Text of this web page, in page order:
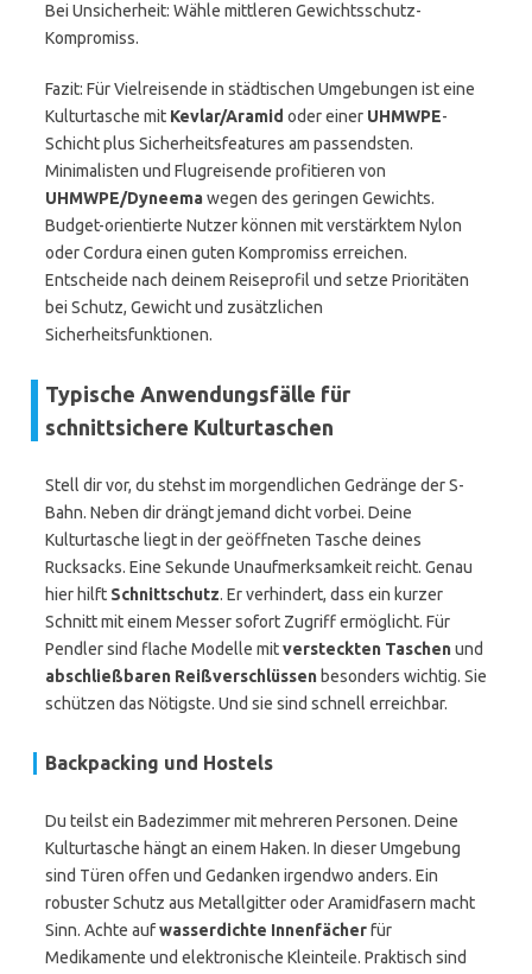
Bei Unsicherheit: Wähle mittleren Gewichtsschutz-
Kompromiss.
Fazit: Für Vielreisende in städtischen Umgebungen ist eine
Kulturtasche mit Kevlar/Aramid oder einer UHMWPE-
Schicht plus Sicherheitsfeatures am passendsten.
Minimalisten und Flugreisende profitieren von
UHMWPE/Dyneemawegen des geringen Gewichts.
Budget-orientierte Nutzer können mit verstärktem Nylon
oder Cordura einen guten Kompromiss erreichen.
Entscheide nach deinem Reiseprofil und setze Prioritäten
bei Schutz, Gewicht und zusätzlichen
Sicherheitsfunktionen.
Typische Anwendungsfälle für
schnittsichere Kulturtaschen
Stell dir vor, du stehst im morgendlichen Gedränge der S-
Bahn. Neben dir drängt jemand dicht vorbei. Deine
Kulturtasche liegt in der geöffneten Tasche deines
Rucksacks. Eine Sekunde Unaufmerksamkeit reicht. Genau
hier hilft Schnittschutz. Er verhindert, dass ein kurzer
Schnitt mit einem Messer sofort Zugriff ermöglicht. Für
Pendler sind flache Modelle mitversteckten Taschenund
abschließbaren Reißverschlüssen besonders wichtig. Sie
schützen das Nötigste. Und sie sind schnell erreichbar.
Backpacking und Hostels
Du teilst ein Badezimmer mit mehreren Personen. Deine
Kulturtasche hängt an einem Haken. In dieser Umgebung
sind Türen offen und Gedanken irgendwo anders. Ein
robuster Schutz aus Metallgitter oder Aramidfasern macht
Sinn. Achte aufwasserdichte Innenfächerfür
Medikamente und elektronische Kleinteile. Praktisch sind